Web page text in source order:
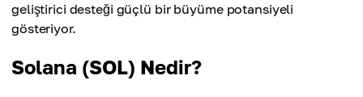
geliştirici desteği güçlü bir büyüme potansiyeli
gösteriyor.
Solana (SOL) Nedir?